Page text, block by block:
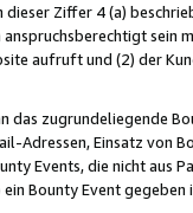
dieser Ziffer 4 (a)
sein
aufruft und (2) der
zugrundeliegende
Adressen, Einsatz von
Events, die nicht
Bounty Event